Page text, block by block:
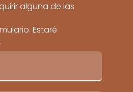
alguna de las
Estaré